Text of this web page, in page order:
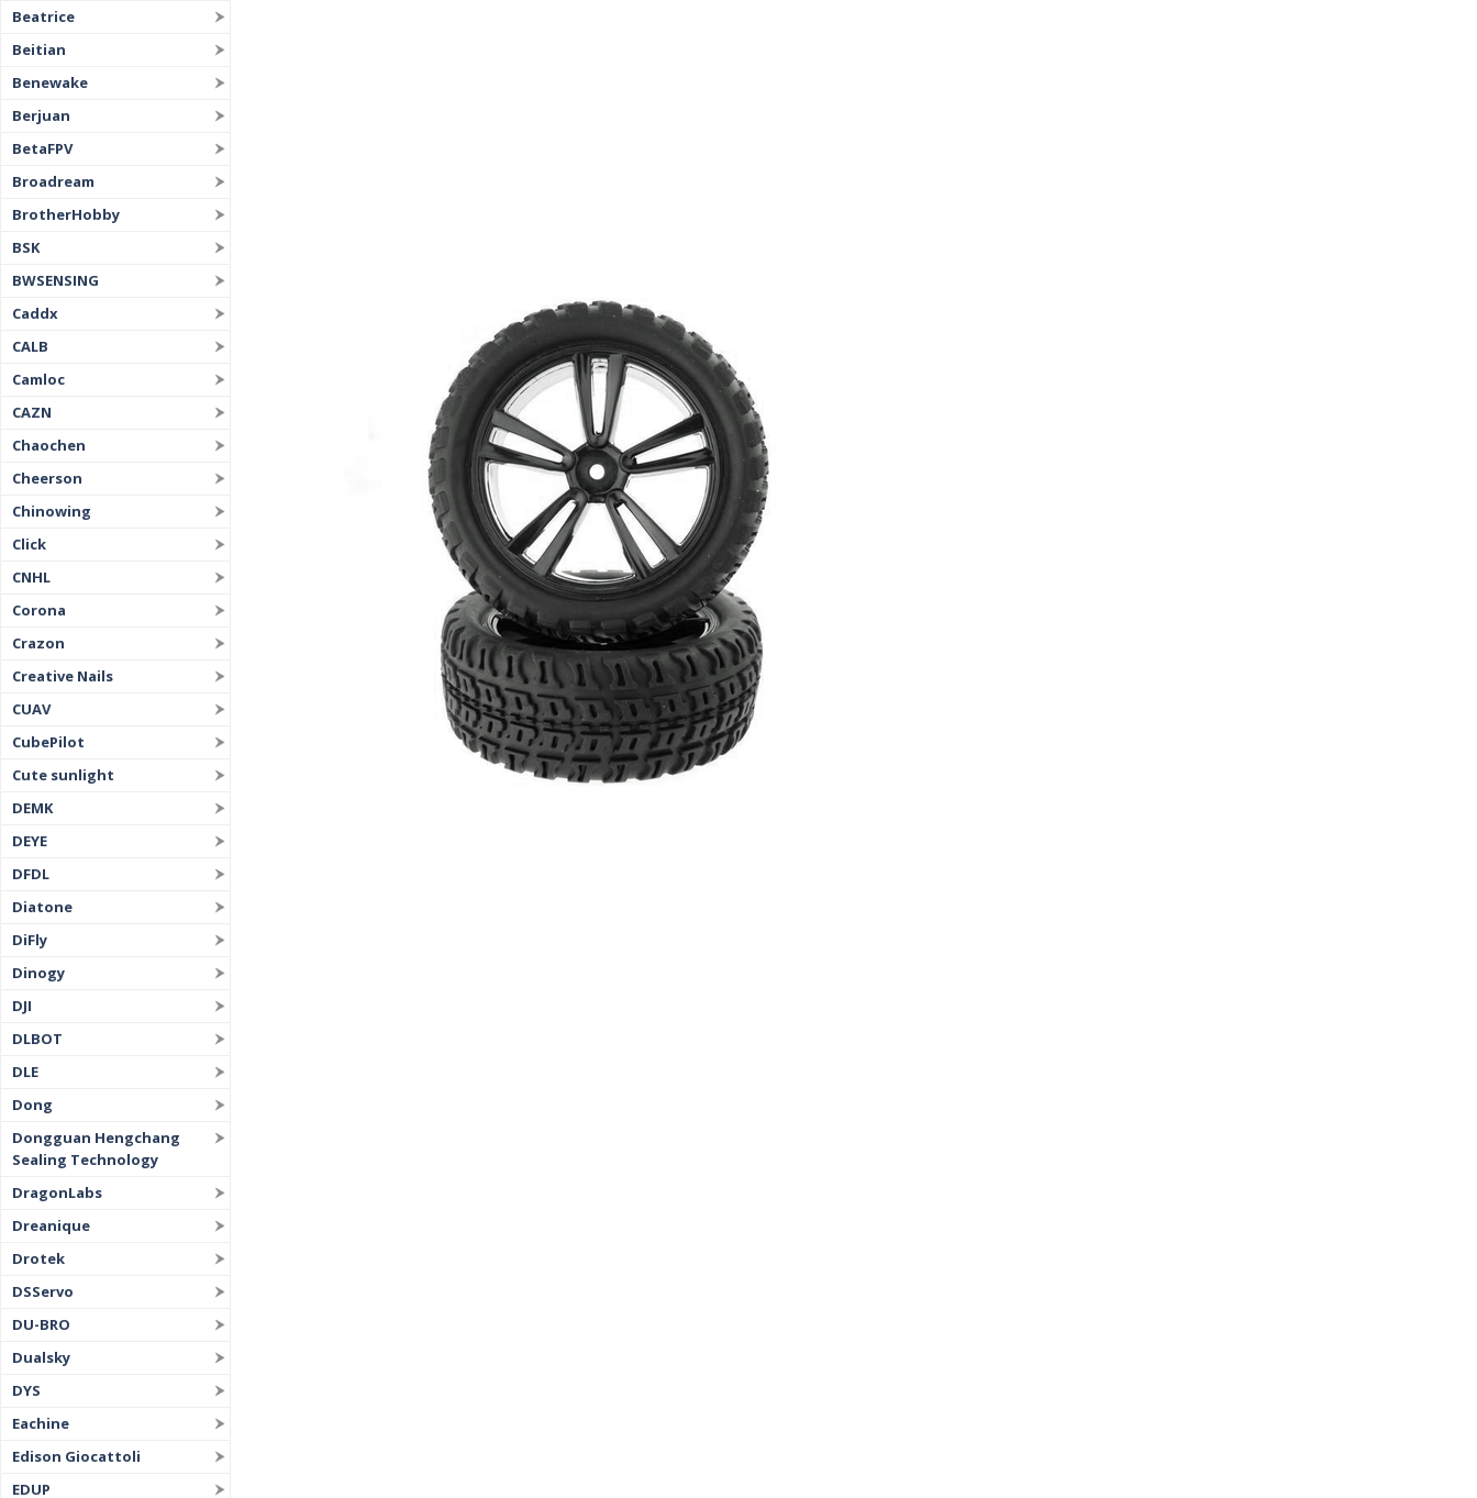
Beatrice
Beitian
Benewake
Berjuan
BetaFPV
Broadream
BrotherHobby
BSK
BWSENSING
Caddx
CALB
Camloc
CAZN
Chaochen
Cheerson
Chinowing
Click
CNHL
Corona
Crazon
Creative Nails
CUAV
CubePilot
Cute sunlight
DEMK
DEYE
DFDL
Diatone
DiFly
Dinogy
DJI
DLBOT
DLE
Dong
Dongguan Hengchang
Sealing Technology
DragonLabs
Dreanique
Drotek
DSServo
DU-BRO
Dualsky
DYS
Eachine
Edison Giocattoli
EDUP